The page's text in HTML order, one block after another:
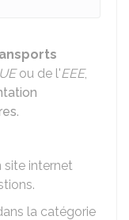
UEou de l'EEE,
.
site internet
la catégorie